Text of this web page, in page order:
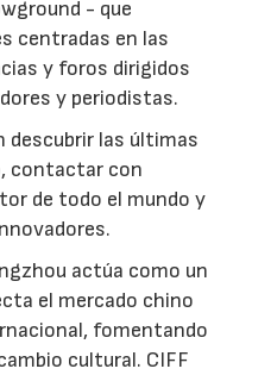
- que
centradas en las
y foros dirigidos
y periodistas.
descubrir las últimas
contactar con
de todo el mundo y
actúa como un
el mercado chino
fomentando
cultural. CIFF